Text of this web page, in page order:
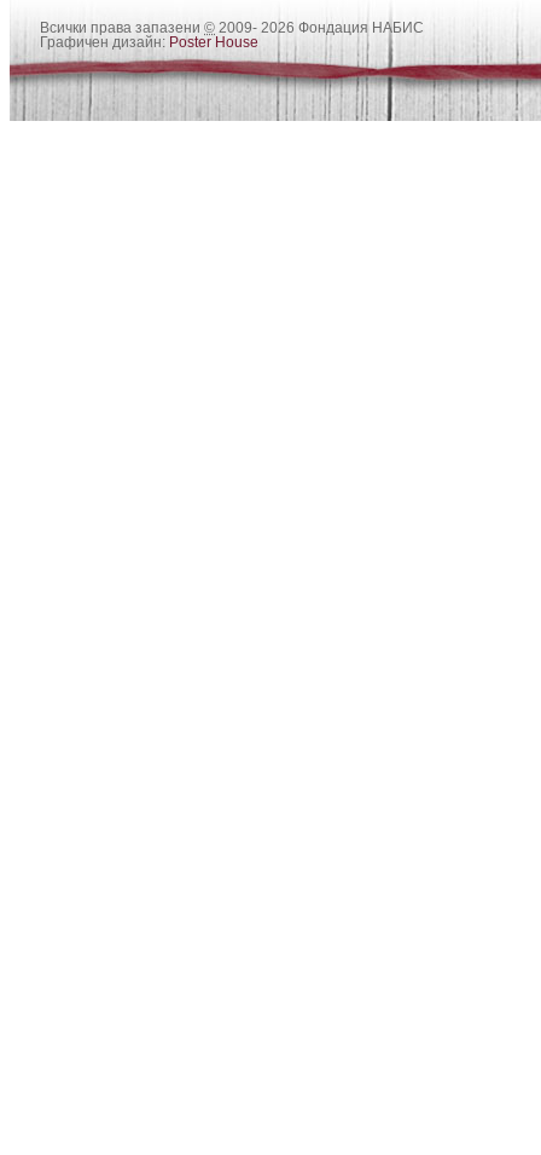
Всички права запазени © 2009- 2026 Фондация НАБИС
Графичен дизайн: Poster House